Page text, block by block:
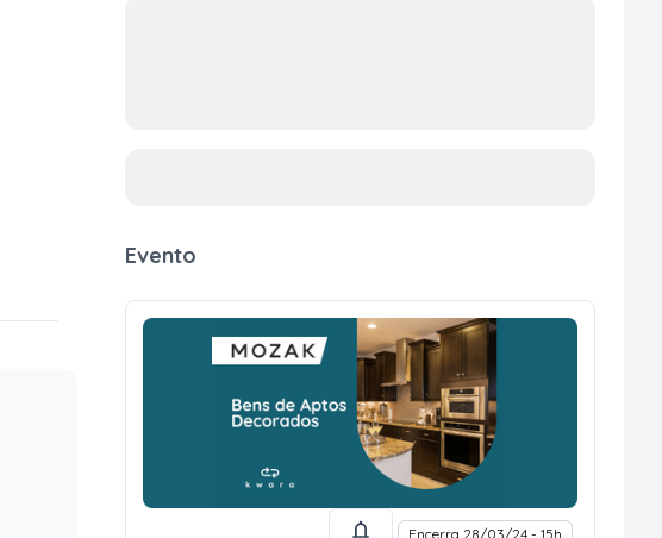
Evento
Encerra 28/03/24 - 15h